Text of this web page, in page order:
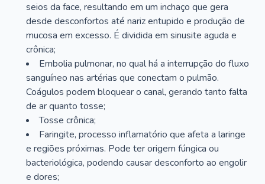
seios da face, resultando em um inchaço que gera
desde desconfortos até nariz entupido e produção de
mucosa em excesso. É dividida em sinusite aguda e
crônica;
Embolia pulmonar, no qual há a interrupção do fluxo
sanguíneo nas artérias que conectam o pulmão.
Coágulos podem bloquear o canal, gerando tanto falta
de ar quanto tosse;
Tosse crônica;
Faringite, processo inflamatório que afeta a laringe
e regiões próximas. Pode ter origem fúngica ou
bacteriológica, podendo causar desconforto ao engolir
e dores;